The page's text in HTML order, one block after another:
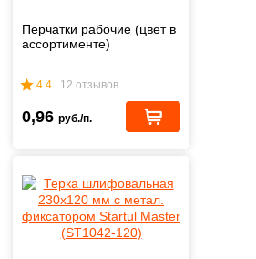
Перчатки рабочие (цвет в
ассортименте)
4.4 12 отзывов
0,96 руб./п.